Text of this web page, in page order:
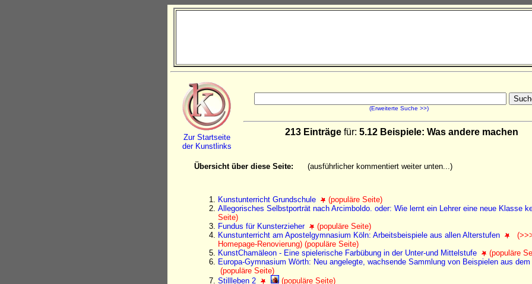
Zur Startseite
der Kunstlinks
(Erweiterte Suche >>)
213 Einträgefür: 5.12 Beispiele: Was andere machen
Übersicht über diese Seite: (ausführlicher kommentiert weiter unten...)
Kunstunterricht Grundschule
(populäre Seite)
Allegorisches Selbstporträt nach Arcimboldo. oder: Wie lernt ein Lehrer eine neue Klasse
Seite)
Fundus für Kunsterzieher
(populäre Seite)
Kunstunterricht am Apostelgymnasium Köln: Arbeitsbeispiele aus allen Alterstufen
Homepage-Renovierung) (populäre Seite)
KunstChamäleon - Eine spielerische Farbübung in der Unter-und Mittelstufe
(populäre
Europa-Gymnasium Wörth: Neu angelegte, wachsende Sammlung von Beispielen aus
(populäre Seite)
Stillleben 2
(populäre Seite)